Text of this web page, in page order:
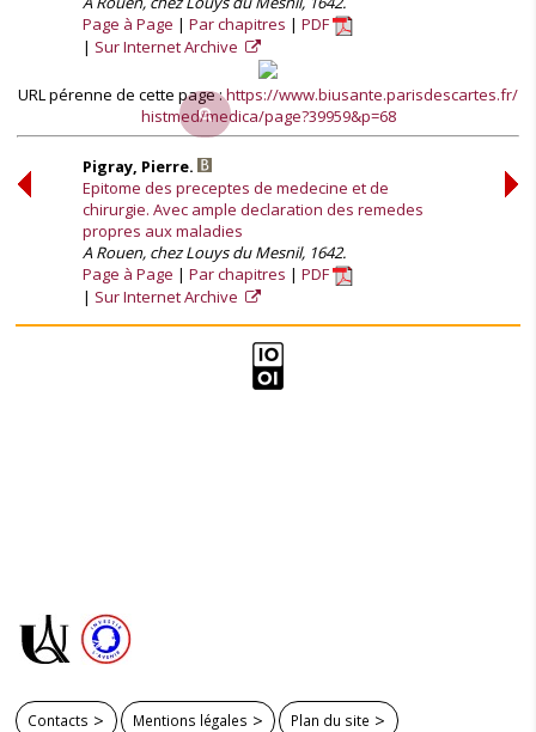
Page à Page
Par chapitres
PDF
Sur Internet Archive
URL pérenne de cette page :https://www.biusante.parisdescartes.fr/
histmed/medica/page?39959&p=68
Pigray, Pierre.
Epitome des preceptes de medecine et de
chirurgie. Avec ample declaration des remedes
propres aux maladies
A Rouen, chez Louys du Mesnil, 1642.
Page à Page
Par chapitres
PDF
Sur Internet Archive
Contacts Mentions légales Plan du site